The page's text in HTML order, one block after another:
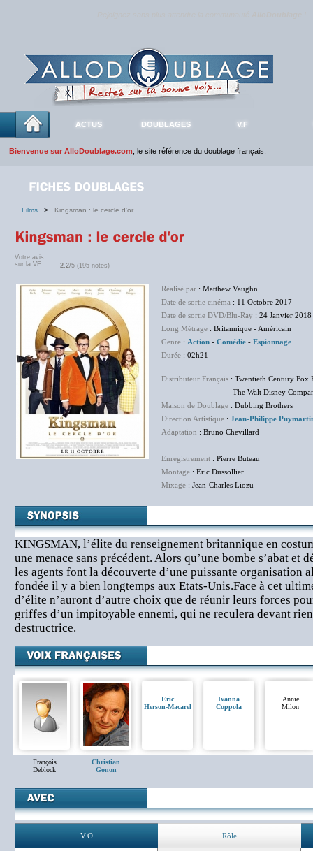
ACTUS DOUBLAGES V.F
Bienvenue sur AlloDoublage.com , le site référence du doublage français.
Films > Kingsman : le cercle d'or
Votre avis
sur la VF :
2.2/5 (195 notes)
Réalisé par : Matthew Vaughn
Date de sortie cinéma : 11 Octobre 2017
Date de sortie DVD/Blu-Ray : 24 Janvier 2018
Long Métrage : Britannique - Américain
Genre : Action - Comédie - Espionnage
Durée : 02h21
Distributeur Français : Twentieth Century Fox
The Walt Disney Company
Maison de Doublage : Dubbing Brothers
Direction Artistique : Jean-Philippe
Adaptation : Bruno Chevillard
Enregistrement : Pierre Buteau
Montage : Eric Dussollier
Mixage : Jean-Charles Liozu
KINGSMAN, l’élite du renseignement britannique en
une menace sans précédent. Alors qu’une bombe s’abat et
les agents font la découverte d’une puissante organisation
fondée il y a bien longtemps aux Etats-Unis.Face à cet
d’élite n’auront d’autre choix que de réunir leurs forces
griffes d’un impitoyable ennemi, qui ne reculera devant
destructrice.
François
Deblock
Christian
Gonon
Eric
Herson-Macarel
Ivanna
Coppola
Annie
Milon
V.O Rôle